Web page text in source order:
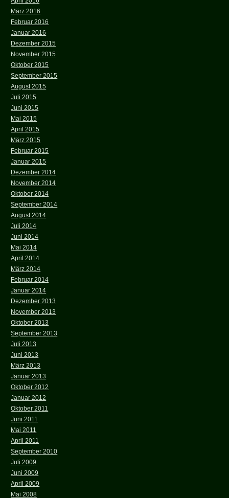
März 2016
Februar 2016
Januar 2016
Dezember 2015
November 2015
Oktober 2015
September 2015
August 2015
Juli 2015
Juni 2015
Mai 2015
April 2015
März 2015
Februar 2015
Januar 2015
Dezember 2014
November 2014
Oktober 2014
September 2014
August 2014
Juli 2014
Juni 2014
Mai 2014
April 2014
März 2014
Februar 2014
Januar 2014
Dezember 2013
November 2013
Oktober 2013
September 2013
Juli 2013
Juni 2013
März 2013
Januar 2013
Oktober 2012
Januar 2012
Oktober 2011
Juni 2011
Mai 2011
April 2011
September 2010
Juli 2009
Juni 2009
April 2009
Mai 2008